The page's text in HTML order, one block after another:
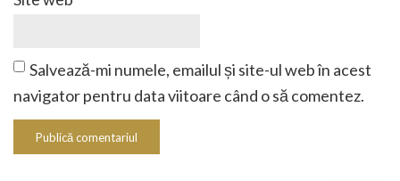
Salvează-mi numele, emailul și site-ul web în acest
navigator pentru data viitoare când o să comentez.